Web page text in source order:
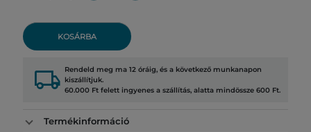
KOSÁRBA
local_shipping Rendeld meg ma 12 óráig, és a következő munkanapon
kiszállítjuk.
60.000 Ft felett ingyenes a szállítás, alatta mindössze 600 Ft.
Termékinformáció